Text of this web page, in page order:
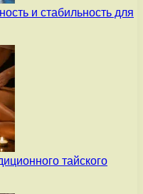
и стабильность для
тайского